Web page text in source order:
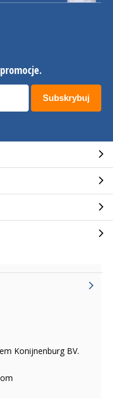
Subskrybuj
Konijnenburg BV.